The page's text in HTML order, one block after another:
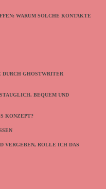
WARUM SOLCHE KONTAKTE
DURCH GHOSTWRITER
BEQUEM UND
KONZEPT?
VERGEBEN, ROLLE ICH DAS